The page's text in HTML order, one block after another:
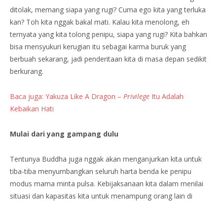
ditolak, memang siapa yang rugi? Cuma ego kita yang terluka
kan? Toh kita nggak bakal mati. Kalau kita menolong, eh
ternyata yang kita tolong penipu, siapa yang rugi? Kita bahkan
bisa mensyukuri kerugian itu sebagai karma buruk yang
berbuah sekarang, jadi penderitaan kita di masa depan sedikit
berkurang.
Baca juga: Yakuza Like A Dragon – Privilege Itu Adalah
Kebaikan Hati
Mulai dari yang gampang dulu
Tentunya Buddha juga nggak akan menganjurkan kita untuk
tiba-tiba menyumbangkan seluruh harta benda ke penipu
modus mama minta pulsa. Kebijaksanaan kita dalam menilai
situasi dan kapasitas kita untuk menampung orang lain di